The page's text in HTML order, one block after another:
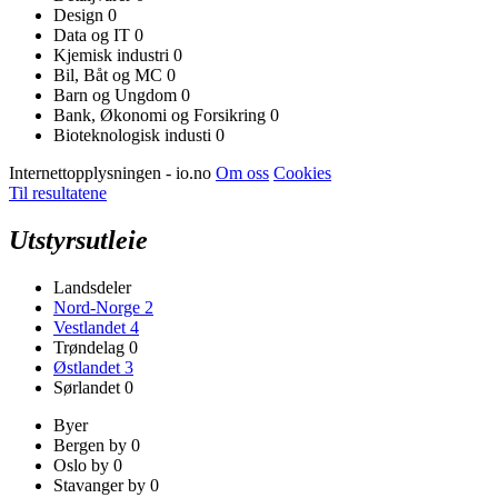
Design 0
Data og IT 0
Kjemisk industri 0
Bil, Båt og MC 0
Barn og Ungdom 0
Bank, Økonomi og Forsikring 0
Bioteknologisk industi 0
Internettopplysningen - io.no Om oss Cookies
Til resultatene
Utstyrsutleie
Landsdeler
Nord-Norge 2
Vestlandet 4
Trøndelag 0
Østlandet 3
Sørlandet 0
Byer
Bergen by 0
Oslo by 0
Stavanger by 0